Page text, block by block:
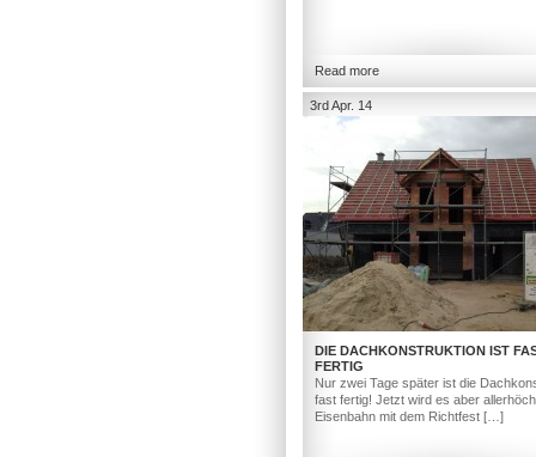
Read more
3rd Apr. 14
DIE DACHKONSTRUKTION IST
FERTIG
Nur zwei Tage später ist die
fast fertig! Jetzt wird es aber
Eisenbahn mit dem Richtfest […]